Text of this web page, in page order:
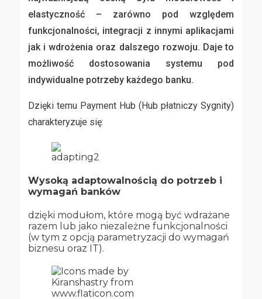
elastyczność – zarówno pod względem
funkcjonalności, integracji z innymi aplikacjami
jak i wdrożenia oraz dalszego rozwoju. Daje to
możliwość dostosowania systemu pod
indywidualne potrzeby każdego banku.
Dzięki temu Payment Hub (Hub płatniczy Sygnity)
charakteryzuje się:
Wysoką adaptowalnością do potrzeb i
wymagań banków
dzięki modułom, które mogą być wdrażane
razem lub jako niezależne funkcjonalności
(w tym z opcją parametryzacji do wymagań
biznesu oraz IT).